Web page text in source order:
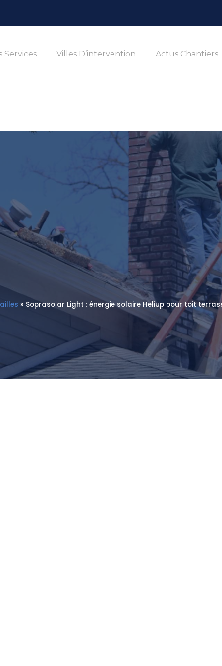
Services Villes D’intervention Actus Chantiers
» Soprasolar Light : énergie solaire Heliup pour toit